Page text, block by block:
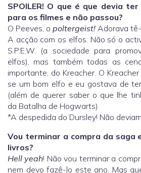
SPOILER! O que é que devia
para os filmes e não passou?
O Peeves, o poltergeist! Adorava
A acção com os elfos. Não só o
S.P.E.W. (a sociedade para
elfos), mas também todas as
importante, do Kreacher. O
se um bom elfo e eu gostava de
(além de querer saber o que lhe
da Batalha de Hogwarts).
*A despedida do Dursley! Não
Vou terminar a compra da saga
livros?
Hell yeah! Não vou terminar a
nem devo fazê-lo este ano. Mas